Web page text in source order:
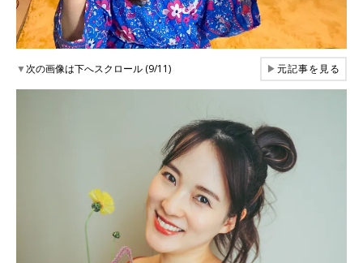
▼次の画像は下へスクロール (9/11) ▶元記事を見る